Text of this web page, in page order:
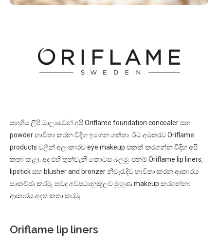
පහුගිය ලිපි මාලාවෙන් අපි Oriflame foundation concealer සහ
powder භාවිතා කරන විදිහ ඉගෙන ගත්තා. ඊට අමතරව Oriflame
products වලින් අලංකාරව eye makeup එකක් කරගන්න විදිහ අපි
කතා කළා. අද එහි තුන්වැනි කොටස බලමු. එනම් Oriflame lip liners,
lipstick සහ blusher and bronzer නිවැරැදිව භාවිතා කරන ආකාරය
සාකච්ඡා කරමු. තවද අවස්ථානුකූලව මුහුණ makeup කරගන්නා
ආකාරය අදත් කතා කරමු.
Oriflame lip liners